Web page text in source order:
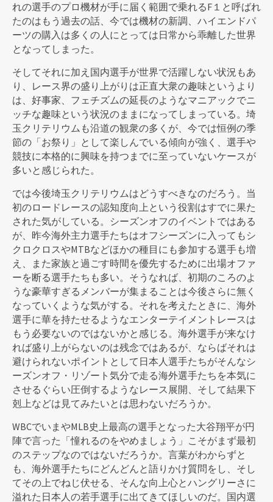
れの選手のプロ機材が手に届く範囲で乗れるF１と呼ばれ
たのはもう過去の話、今では機材の新調、ハイエンドパ
ーツの購入は多くの人にとっては日常から乖離した世界
となってしまった。
そしてそれに加え国内選手が世界で活躍しない状況もあ
り、レース界の盛り上がりは正直大衆の趣味というより
は、好事家、フェチズムの延長のようなマニアックでニ
ッチな趣味という状況のままになってしまっている。埼
玉クリテリウムも沿道の観衆の多くが、今では恒例の季
節の「お祭り」として楽しんでいる傾向が強く、選手や
競技に本格的に興味を持つまでに至っていないケースが
多いと感じられた。
では今後埼玉クリテリウムはどうすべきなのだろう。当
初のロードレースの認知度向上という役割はすでに果た
された気がしている。シーズンオフのイベントではある
が、昨今海外主力選手たちはオフシーズンに入ってもシ
クロクロスやMTBなどほかの種目にも参加する選手も増
え、また家族と過ごす時間を優先するために出場オファ
ーを断る選手たちも多い。そうなれば、初期のころのよ
うな豪華すぎるメンバーが集まることは今後さらに無く
なっていくような気がする。それを考えたときに、海外
選手に華を持たせるようなエンターテイメントレースは
もう必要ないのではないかと感じる。海外選手が来なけ
れば盛り上がらないのは残念ではあるが、ならばそれは
避けられないポイントとして日本人選手たちがそんなシ
ーズンオフ・リゾート気分で走る海外選手たちを本気に
させるぐらい圧倒するようなレース展開、そして結果下
剋上などは見てみたいとは思わないだろうか。
WBCでいまやMLB史上最高の選手となった大谷翔平が円
陣で言った「憧れるのをやめましょう」こそがまず最初
のステップなのではないだろうか。言葉がわからずと
も、海外選手たちにどんどんと語りかけ質問をし、そし
てその上でねじ伏せる、そんな向上心とハングリーさに
溢れた日本人の若手選手に出てきてほしいのだ。国内選